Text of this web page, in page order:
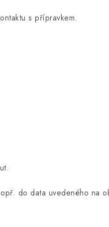
s přípravkem.
(popř. do data